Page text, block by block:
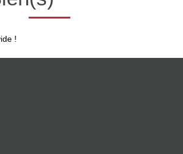
NOS BIENS VENDUS
NOTRE AGENCE
!